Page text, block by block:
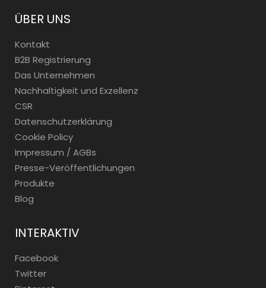
ÜBER UNS
Kontakt
B2B Registrierung
Das Unternehmen
Nachhaltigkeit und Exzellenz
CSR
Datenschutzerklärung
Cookie Policy
Impressum / AGBs
Presse-Veröffentlichungen
Produkte
Blog
INTERAKTIV
Facebook
Twitter